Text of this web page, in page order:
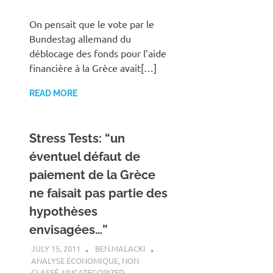
On pensait que le vote par le
Bundestag allemand du
déblocage des fonds pour l’aide
financière à la Grèce avait[…]
READ MORE
Stress Tests: “un
éventuel défaut de
paiement de la Grèce
ne faisait pas partie des
hypothèses
envisagées…”
JULY 15, 2011
BEN.MALACKI
ANALYSE ÉCONOMIQUE, NON